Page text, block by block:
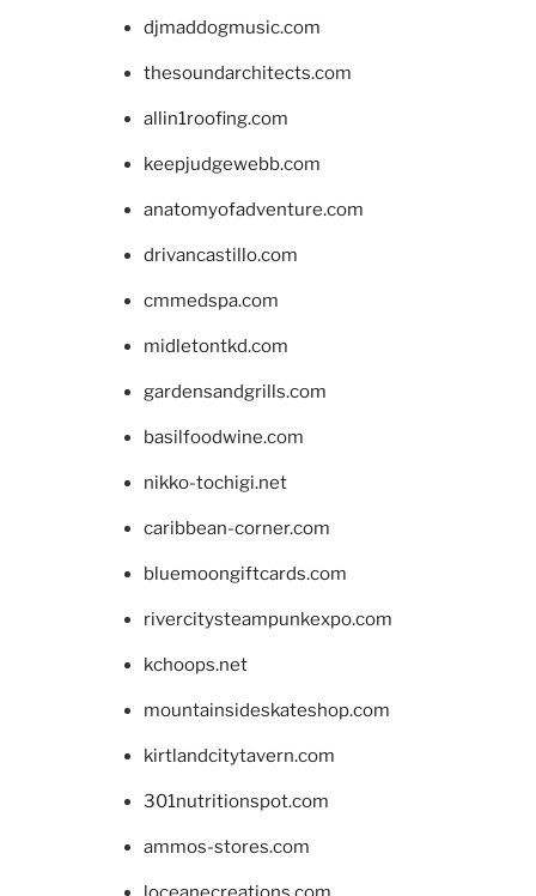
djmaddogmusic.com
thesoundarchitects.com
allin1roofing.com
keepjudgewebb.com
anatomyofadventure.com
drivancastillo.com
cmmedspa.com
midletontkd.com
gardensandgrills.com
basilfoodwine.com
nikko-tochigi.net
caribbean-corner.com
bluemoongiftcards.com
rivercitysteampunkexpo.com
kchoops.net
mountainsideskateshop.com
kirtlandcitytavern.com
301nutritionspot.com
ammos-stores.com